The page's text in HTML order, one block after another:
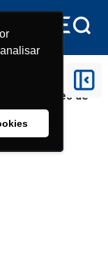
de
autoridades de